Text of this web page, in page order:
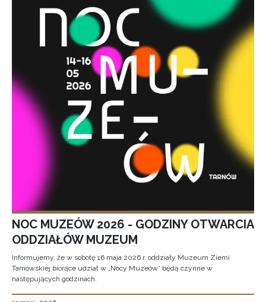
NOC MUZEÓW 2026 - GODZINY OTWARCIA
ODDZIAŁÓW MUZEUM
Informujemy, że w sobotę 16 maja 2026 r. oddziały Muzeum Ziemi
Tarnowskiej biorące udział w „Nocy Muzeów” będą czynne w
następujących godzinach: